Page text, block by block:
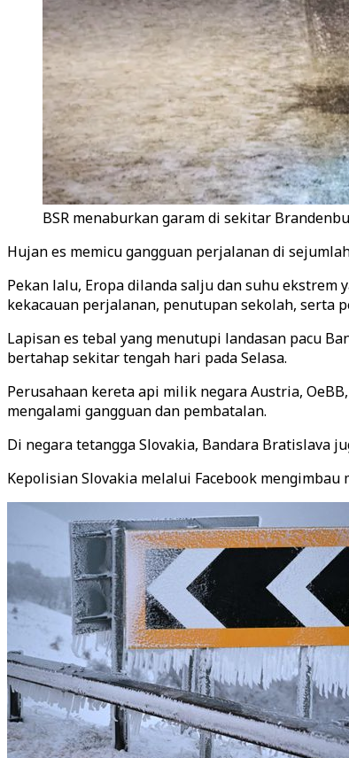
BSR menaburkan garam di sekitar
Hujan es memicu gangguan perjalanan di
Pekan lalu, Eropa dilanda salju dan suhu
kekacauan perjalanan, penutupan sekolah, serta
Lapisan es tebal yang menutupi landasan pacu
bertahap sekitar tengah hari pada Selasa.
Perusahaan kereta api milik negara Austria,
mengalami gangguan dan pembatalan.
Di negara tetangga Slovakia, Bandara Bratislava
Kepolisian Slovakia melalui Facebook